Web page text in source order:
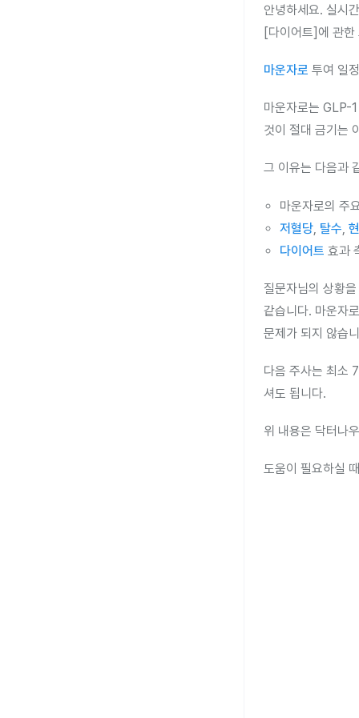
안녕하세요. 실시
[다이어트]에 관한
마운자로 투여 일
마운자로는 GLP-
것이 절대 금기는
그 이유는 다음과
마운자로의 주
저혈당 탈수
다이어트 효과
질문자님의 상황
같습니다. 마운자
문제가 되지 않습
다음 주사는 최소
셔도 됩니다.
위 내용은 닥터나
도움이 필요하실